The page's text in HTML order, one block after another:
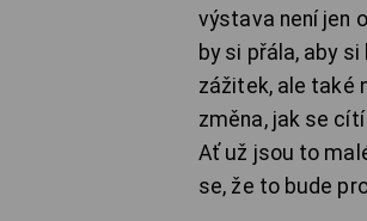
výstava není jen
by si přála, aby
zážitek, ale také
změna, jak se
Ať už jsou to
se, že to bude